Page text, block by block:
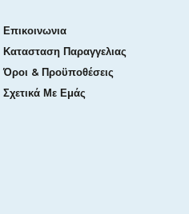
Επικοινωνια
Κατασταση Παραγγελιας
Όροι & Προϋποθέσεις
Σχετικά Με Εμάς